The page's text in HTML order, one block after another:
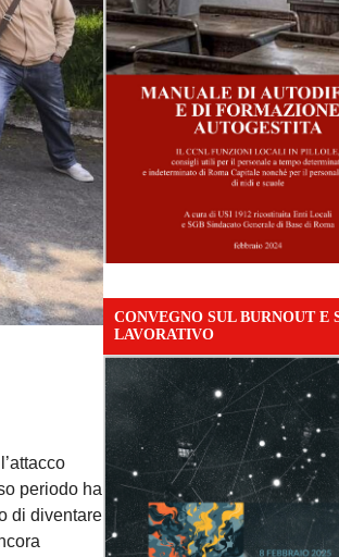
periodo ha
di diventare
CONVEGNO SUL BURNOUT E
LAVORATIVO